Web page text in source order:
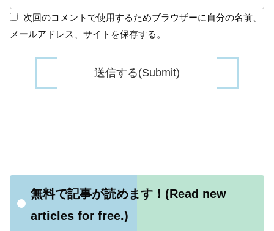
次回のコメントで使用するためブラウザーに自分の名前、
メールアドレス、サイトを保存する。
無料で記事が読めます！(Read new
articles for free.)